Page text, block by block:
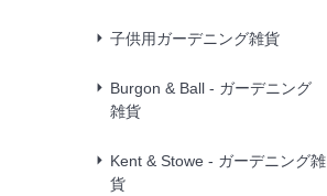
子供用ガーデニング雑貨
Burgon & Ball - ガーデニング
雑貨
Kent & Stowe - ガーデニング雑
貨